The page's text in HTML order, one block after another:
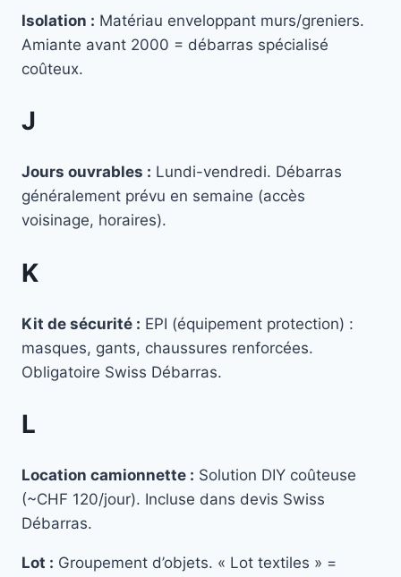
Isolation : Matériau enveloppant murs/greniers.
Amiante avant 2000 = débarras spécialisé
coûteux.
J
Jours ouvrables : Lundi-vendredi. Débarras
généralement prévu en semaine (accès
voisinage, horaires).
K
Kit de sécurité : EPI (équipement protection) :
masques, gants, chaussures renforcées.
Obligatoire Swiss Débarras.
L
Location camionnette : Solution DIY coûteuse
(~CHF 120/jour). Incluse dans devis Swiss
Débarras.
Lot : Groupement d’objets. « Lot textiles » =